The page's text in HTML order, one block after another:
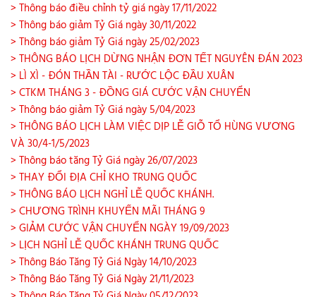
> Thông báo điều chỉnh tỷ giá ngày 17/11/2022
> Thông báo giảm Tỷ Giá ngày 30/11/2022
> Thông báo giảm Tỷ Giá ngày 25/02/2023
> THÔNG BÁO LỊCH DỪNG NHẬN ĐƠN TẾT NGUYÊN ĐÁN 2023
> LÌ XÌ - ĐÓN THẦN TÀI - RƯỚC LỘC ĐẦU XUÂN
> CTKM THÁNG 3 - ĐỒNG GIÁ CƯỚC VẬN CHUYỂN
> Thông báo giảm Tỷ Giá ngày 5/04/2023
> THÔNG BÁO LỊCH LÀM VIỆC DỊP LỄ GIỖ TỔ HÙNG VƯƠNG
VÀ 30/4-1/5/2023
> Thông báo tăng Tỷ Giá ngày 26/07/2023
> THAY ĐỔI ĐỊA CHỈ KHO TRUNG QUỐC
> THÔNG BÁO LỊCH NGHỈ LỄ QUỐC KHÁNH.
> CHƯƠNG TRÌNH KHUYẾN MÃI THÁNG 9
> GIẢM CƯỚC VẬN CHUYỂN NGÀY 19/09/2023
> LỊCH NGHỈ LỄ QUỐC KHÁNH TRUNG QUỐC
> Thông Báo Tăng Tỷ Giá Ngày 14/10/2023
> Thông Báo Tăng Tỷ Giá Ngày 21/11/2023